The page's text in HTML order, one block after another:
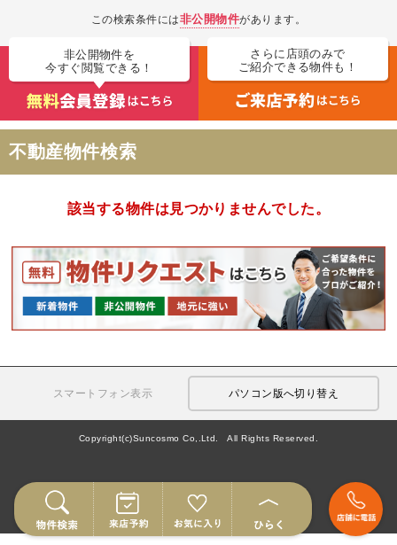
この検索条件には非公開物件があります。
非公開物件を
今すぐ閲覧できる！
さらに店頭のみで
ご紹介できる物件も！
不動産物件検索
該当する物件は見つかりませんでした。
スマートフォン表示 パソコン版へ切り替え
Copyright(c)Suncosmo Co,.Ltd. All Rights Reserved.